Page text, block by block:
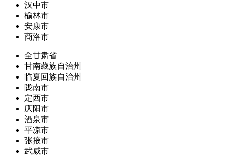
汉中市
榆林市
安康市
商洛市
全甘肃省
甘南藏族自治州
临夏回族自治州
陇南市
定西市
庆阳市
酒泉市
平凉市
张掖市
武威市